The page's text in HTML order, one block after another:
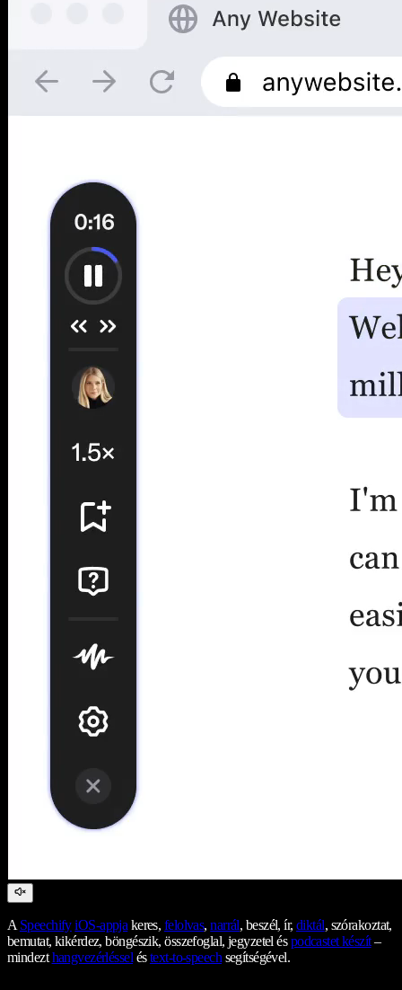
ASpeechify iOS-appjakeres, felolvas,narrál, beszél, ír,diktál, szórakoztat,
bemutat, kikérdez, böngészik, összefoglal, jegyzetel éspodcastet készít–
mindezthangvezérlésseléstext-to-speechsegítségével.